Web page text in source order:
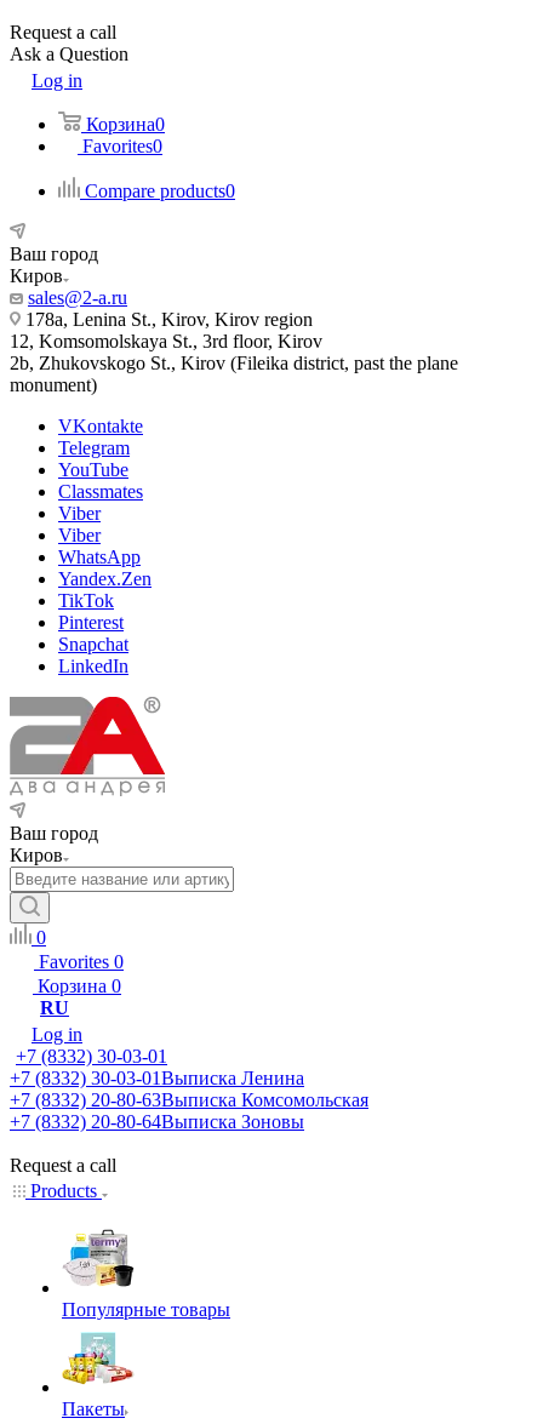
Request a call
Ask a Question
Log in
Корзина0
Favorites0
Compare products0
Ваш город
Киров
sales@2-a.ru
178a, Lenina St., Kirov, Kirov region
12, Komsomolskaya St., 3rd floor, Kirov
2b, Zhukovskogo St., Kirov (Fileika district, past the plane
monument)
VKontakte
Telegram
YouTube
Classmates
Viber
Viber
WhatsApp
Yandex.Zen
TikTok
Pinterest
Snapchat
LinkedIn
Ваш город
Киров
0
Favorites 0
Корзина 0
RU
Log in
+7 (8332) 30-03-01
+7 (8332) 30-03-01Выписка Ленина
+7 (8332) 20-80-63Выписка Комсомольская
+7 (8332) 20-80-64Выписка Зоновы
Request a call
Products
Популярные товары
Пакеты